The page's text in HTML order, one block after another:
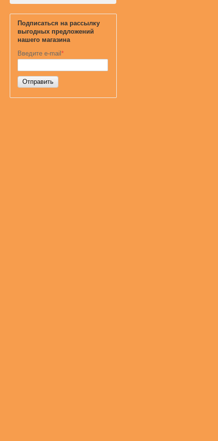
Подписаться на рассылку
выгодных предложений
нашего магазина
Введите e-mail *
Отправить